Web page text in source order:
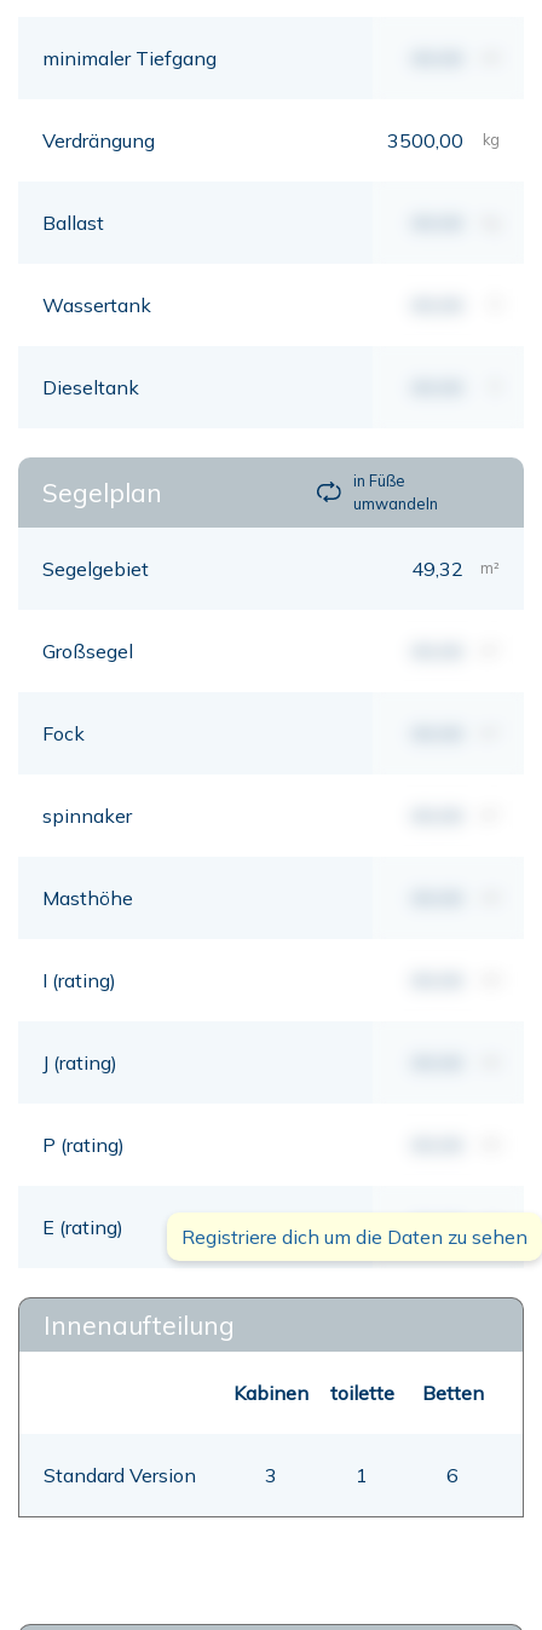
minimaler Tiefgang
Verdrängung 3500,00 kg
Ballast
Wassertank
Dieseltank
Segelplan
in Füße
umwandeln
Segelgebiet 49,32 m²
Großsegel
Fock
spinnaker
Masthöhe
I (rating)
J (rating)
P (rating)
E (rating) 00,00 mt
Registriere dich um die Daten zu sehen
Innenaufteilung
Kabinen toilette Betten
Standard Version 3 1 6